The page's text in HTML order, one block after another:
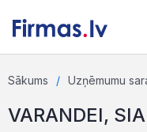
Sākums Uzņēmumu
VARANDEI, SIA